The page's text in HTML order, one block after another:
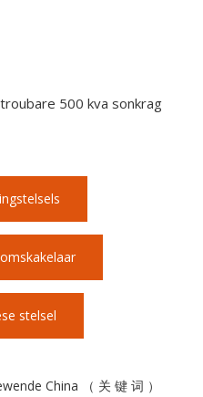
500 kva sonkrag
stelsel
China （ 关 键 词 ）